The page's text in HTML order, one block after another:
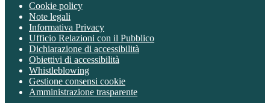
Cookie policy
Note legali
Informativa Privacy
Ufficio Relazioni con il Pubblico
Dichiarazione di accessibilità
Obiettivi di accessibilità
Whistleblowing
Gestione consensi cookie
Amministrazione trasparente